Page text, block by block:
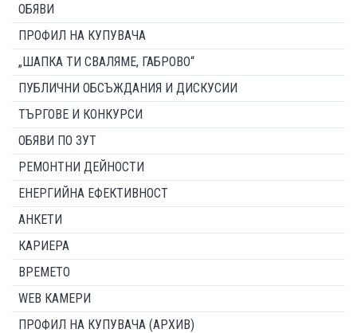
ОБЯВИ
ПРОФИЛ НА КУПУВАЧА
„ШАПКА ТИ СВАЛЯМЕ, ГАБРОВО“
ПУБЛИЧНИ ОБСЪЖДАНИЯ И ДИСКУСИИ
ТЪРГОВЕ И КОНКУРСИ
ОБЯВИ ПО ЗУТ
РЕМОНТНИ ДЕЙНОСТИ
ЕНЕРГИЙНА ЕФЕКТИВНОСТ
АНКЕТИ
КАРИЕРА
ВРЕМЕТО
WEB КАМЕРИ
ПРОФИЛ НА КУПУВАЧА (АРХИВ)